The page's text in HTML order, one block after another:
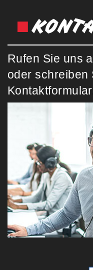
Rufen Sie uns
oder schreiben